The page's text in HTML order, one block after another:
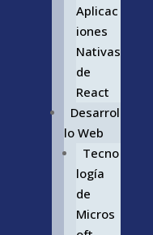
Aplicac
iones
Nativas
de
React
Desarrol
lo Web
Tecno
logía
de
Micros